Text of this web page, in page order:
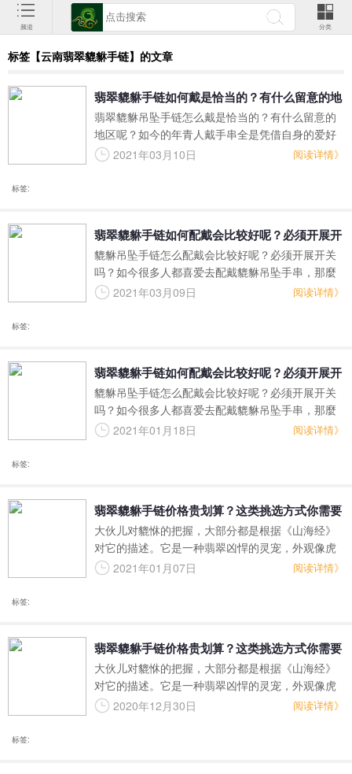
频道 分类
标签【云南翡翠貔貅手链】的文章
翡翠貔貅手链如何戴是恰当的？有什么留意的地
区呢？
翡翠貔貅吊坠手链怎么戴是恰当的？有什么留意的
地区呢？如今的年青人戴手串全是凭借自身的爱好
来的，可是像翡翠貔貅吊坠手串这类独特点的装饰
2021年03月10日 阅读详情》
标签:
翡翠貔貅手链如何配戴会比较好呢？必须开展开
关吗？
貔貅吊坠手链怎么配戴会比较好呢？必须开展开关
吗？如今很多人都喜爱去配戴貔貅吊坠手串，那麼
貔貅吊坠手串究竟有哪些好处呢呢？貔貅手链实际
2021年03月09日 阅读详情》
标签:
翡翠貔貅手链如何配戴会比较好呢？必须开展开
关吗？
貔貅吊坠手链怎么配戴会比较好呢？必须开展开关
吗？如今很多人都喜爱去配戴貔貅吊坠手串，那麼
貔貅吊坠手串究竟有哪些好处呢呢？貔貅手链实际
2021年01月18日 阅读详情》
标签:
翡翠貔貅手链价格贵划算？这类挑选方式你需要
把握！
大伙儿对貔恘的把握，大部分都是根据《山海经》
对它的描述。它是一种翡翠凶悍的灵宠，外观像虎
豹，可以吞食全球的任何东西，但没有肛门无需新
2021年01月07日 阅读详情》
标签:
翡翠貔貅手链价格贵划算？这类挑选方式你需要
把握！
大伙儿对貔恘的把握，大部分都是根据《山海经》
对它的描述。它是一种翡翠凶悍的灵宠，外观像虎
豹，可以吞食全球的任何东西，但没有肛门无需新
2020年12月30日 阅读详情》
标签: